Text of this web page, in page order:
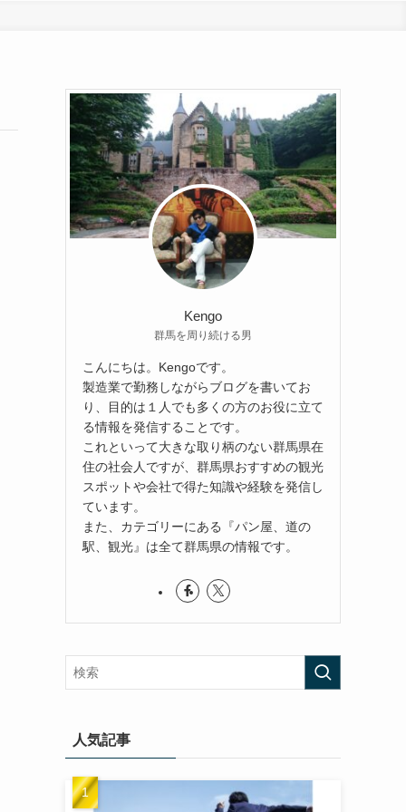
Kengo
群馬を周り続ける男
こんにちは。Kengoです。
製造業で勤務しながらブログを書いてお
り、目的は１人でも多くの方のお役に立て
る情報を発信することです。
これといって大きな取り柄のない群馬県在
住の社会人ですが、群馬県おすすめの観光
スポットや会社で得た知識や経験を発信し
ています。
また、カテゴリーにある『パン屋、道の
駅、観光』は全て群馬県の情報です。
人気記事